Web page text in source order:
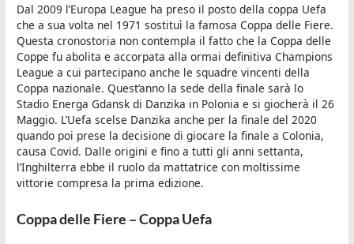
Dal 2009 l’Europa League ha preso il posto della coppa Uefa
che a sua volta nel 1971 sostituì la famosa Coppa delle Fiere.
Questa cronostoria non contempla il fatto che la Coppa delle
Coppe fu abolita e accorpata alla ormai definitiva Champions
League a cui partecipano anche le squadre vincenti della
Coppa nazionale. Quest’anno la sede della finale sarà lo
Stadio Energa Gdansk di Danzika in Polonia e si giocherà il 26
Maggio. L’Uefa scelse Danzika anche per la finale del 2020
quando poi prese la decisione di giocare la finale a Colonia,
causa Covid. Dalle origini e fino a tutti gli anni settanta,
l’Inghilterra ebbe il ruolo da mattatrice con moltissime
vittorie compresa la prima edizione.
Coppa delle Fiere – Coppa Uefa